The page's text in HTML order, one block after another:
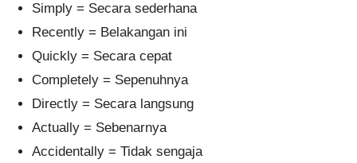
Simply = Secara sederhana
Recently = Belakangan ini
Quickly = Secara cepat
Completely = Sepenuhnya
Directly = Secara langsung
Actually = Sebenarnya
Accidentally = Tidak sengaja